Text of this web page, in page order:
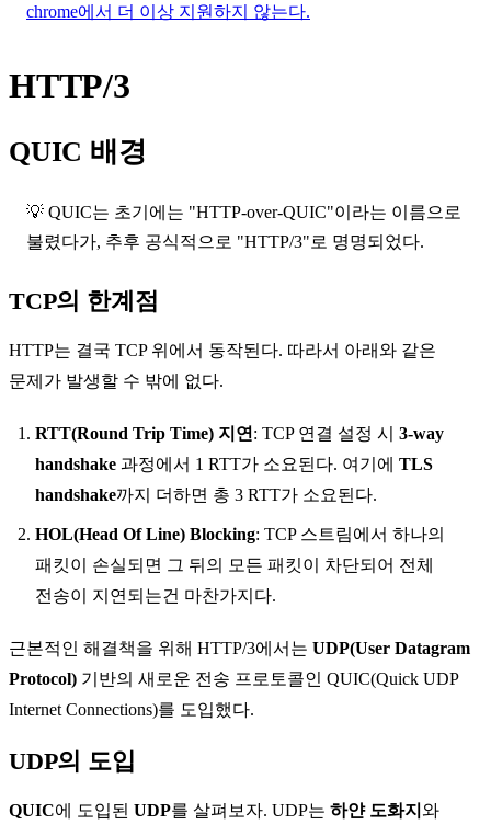
chrome에서 더 이상 지원하지 않는다.
HTTP/3
QUIC 배경
💡 QUIC는 초기에는 "HTTP-over-QUIC"이라는 이름으로
불렸다가, 추후 공식적으로 "HTTP/3"로 명명되었다.
TCP의 한계점
HTTP는 결국 TCP 위에서 동작된다. 따라서 아래와 같은
문제가 발생할 수 밖에 없다.
RTT(Round Trip Time) 지연 : TCP 연결 설정 시 3-way
handshake 과정에서 1 RTT가 소요된다. 여기에 TLS
handshake까지 더하면 총 3 RTT가 소요된다.
HOL(Head Of Line) Blocking: TCP 스트림에서 하나의
패킷이 손실되면 그 뒤의 모든 패킷이 차단되어 전체
전송이 지연되는건 마찬가지다.
근본적인 해결책을 위해 HTTP/3에서는 UDP(User Datagram
Protocol) 기반의 새로운 전송 프로토콜인 QUIC(Quick UDP
Internet Connections)를 도입했다.
UDP의 도입
QUIC에 도입된 UDP를 살펴보자. UDP는 하얀 도화지 와